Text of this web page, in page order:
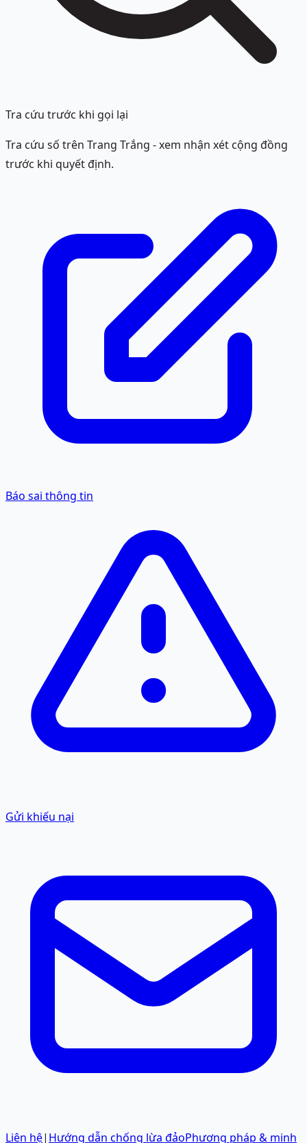
Tra cứu trước khi gọi lại
Tra cứu số trên Trang Trắng - xem nhận xét cộng đồng
trước khi quyết định.
Báo sai thông tin
Gửi khiếu nại
Liên hệ| Hướng dẫn chống lừa đảoPhương pháp & minh